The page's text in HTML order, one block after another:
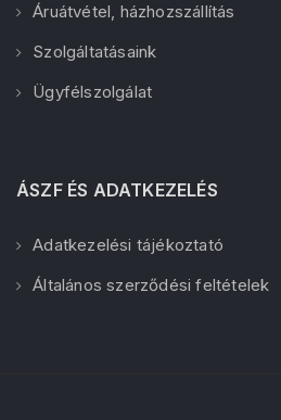
Áruátvétel, házhozszállítás
Szolgáltatásaink
Ügyfélszolgálat
ÁSZF ÉS ADATKEZELÉS
Adatkezelési tájékoztató
Általános szerződési feltételek